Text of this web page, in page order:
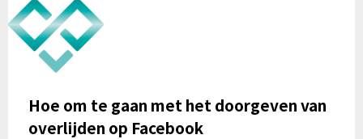
Hoe om te gaan met het doorgeven van
overlijden op Facebook